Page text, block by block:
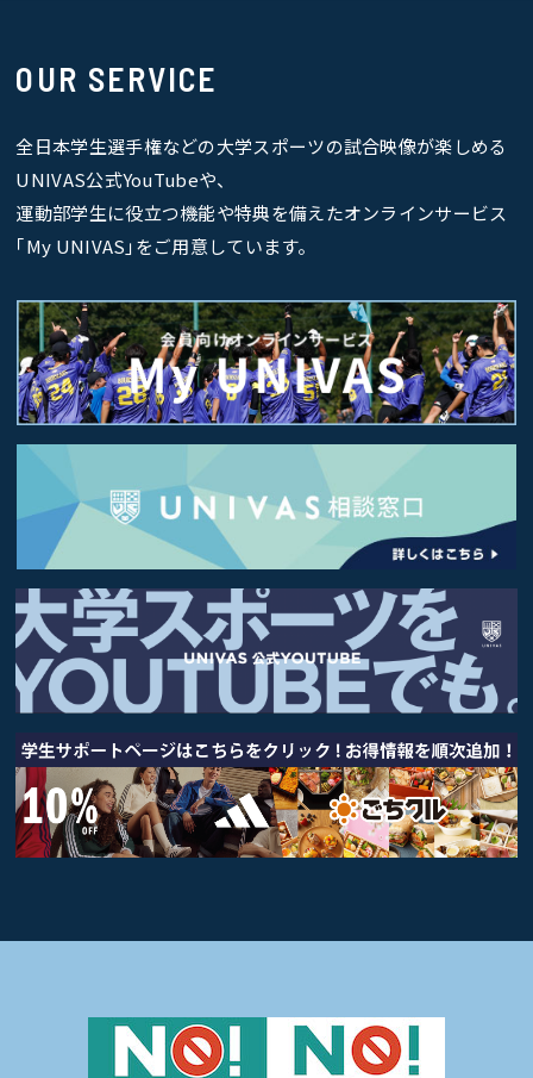
OUR SERVICE
全日本学生選手権などの大学スポーツの試合映像が楽しめる
UNIVAS公式YouTubeや、
運動部学生に役立つ機能や特典を備えたオンラインサービス
｢My UNIVAS｣をご用意しています。